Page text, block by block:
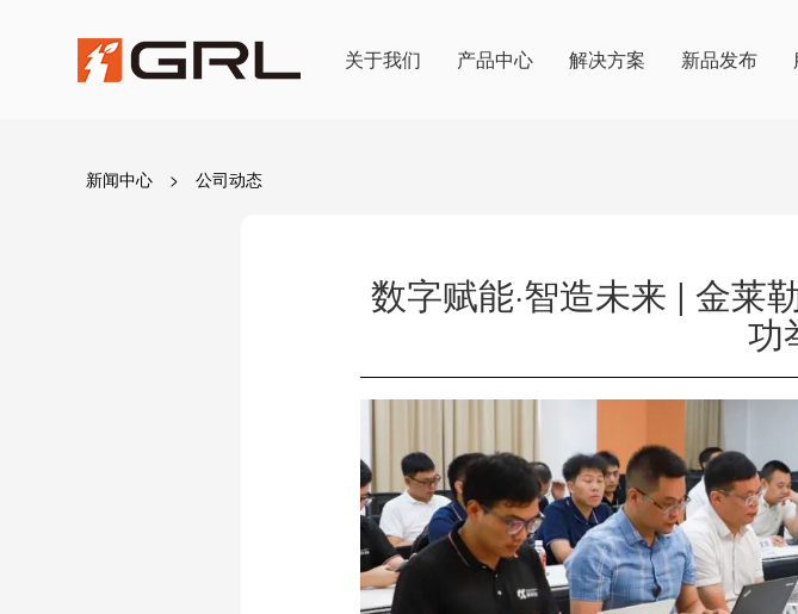
关于我们 产品中心 解决方案 新品发布
新闻中心 > 公司动态
数字赋能​·智造未来 | 金莱
功